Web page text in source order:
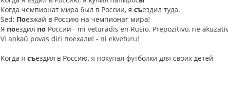
Когда чемпионат мира был в России, я съездил туда.
Sed: Поезжай в Россию на чемпионат мира!
Я поездил по России - mi veturadis en Rusio. Prepozitivo, ne
Vi ankaŭ povas diri поехали! - ni ekveturu!
Kогда я съездил в Россию, я покупал футболки для своих детей